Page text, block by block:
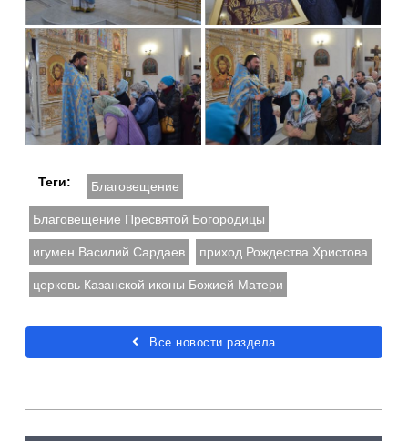
Теги: Благовещение
Благовещение Пресвятой Богородицы
игумен Василий Сардаев приход Рождества Христова
церковь Казанской иконы Божией Матери
Все новости раздела